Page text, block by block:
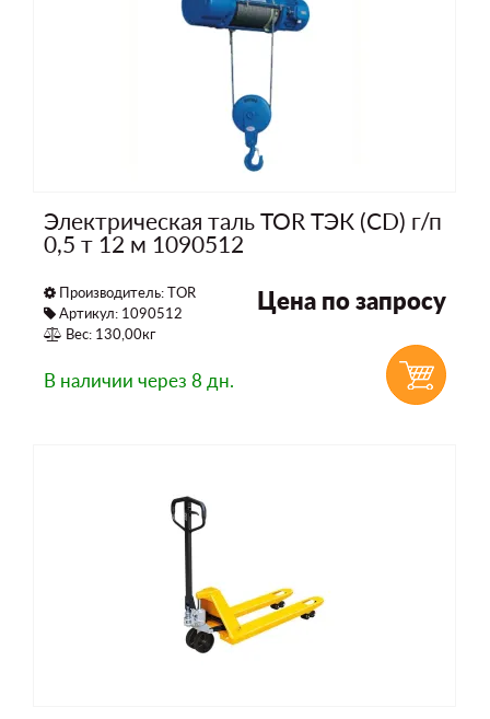
Электрическая таль TOR ТЭК (CD) г/п
0,5 т 12 м 1090512
Производитель:TOR
Артикул: 1090512
Вес: 130,00кг
Цена по запросу
В наличии через 8 дн.